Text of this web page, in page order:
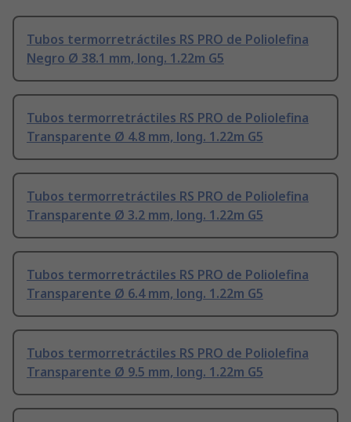
Tubos termorretráctiles RS PRO de Poliolefina
Negro Ø 38.1 mm, long. 1.22m G5
Tubos termorretráctiles RS PRO de Poliolefina
Transparente Ø 4.8 mm, long. 1.22m G5
Tubos termorretráctiles RS PRO de Poliolefina
Transparente Ø 3.2 mm, long. 1.22m G5
Tubos termorretráctiles RS PRO de Poliolefina
Transparente Ø 6.4 mm, long. 1.22m G5
Tubos termorretráctiles RS PRO de Poliolefina
Transparente Ø 9.5 mm, long. 1.22m G5